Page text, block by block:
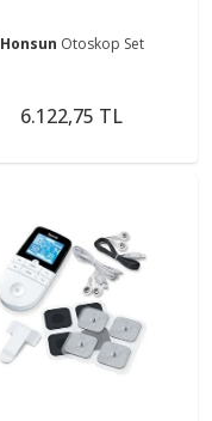
Honsun Otoskop Set
6.122,75 TL